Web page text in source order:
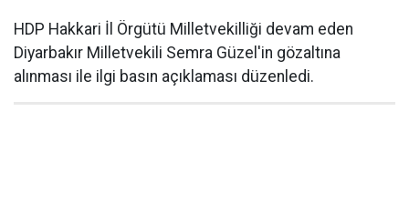
HDP Hakkari İl Örgütü Milletvekilliği devam eden
Diyarbakır Milletvekili Semra Güzel'in gözaltına
alınması ile ilgi basın açıklaması düzenledi.